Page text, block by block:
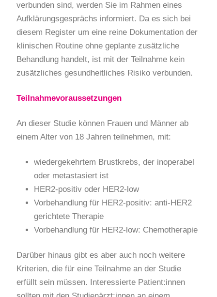
verbunden sind, werden Sie im Rahmen eines
Aufklärungsgesprächs informiert. Da es sich bei
diesem Register um eine reine Dokumentation der
klinischen Routine ohne geplante zusätzliche
Behandlung handelt, ist mit der Teilnahme kein
zusätzliches gesundheitliches Risiko verbunden.
Teilnahmevoraussetzungen
An dieser Studie können Frauen und Männer ab
einem Alter von 18 Jahren teilnehmen, mit:
wiedergekehrtem Brustkrebs, der inoperabel
oder metastasiert ist
HER2-positiv oder HER2-low
Vorbehandlung für HER2-positiv: anti-HER2
gerichtete Therapie
Vorbehandlung für HER2-low: Chemotherapie
Darüber hinaus gibt es aber auch noch weitere
Kriterien, die für eine Teilnahme an der Studie
erfüllt sein müssen. Interessierte Patient:innen